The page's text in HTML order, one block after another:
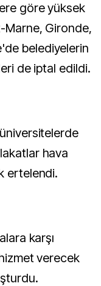
göre yüksek
Marne, Gironde,
belediyelerin
de iptal edildi.
hava
ertelendi.
karşı
verecek